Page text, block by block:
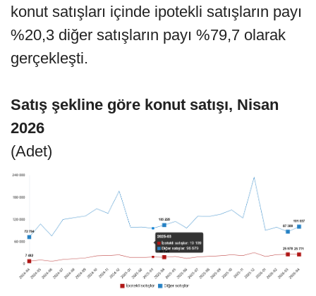
konut satışları içinde ipotekli satışların payı
%20,3 diğer satışların payı %79,7 olarak
gerçekleşti.
Satış şekline göre konut satışı, Nisan
2026
(Adet)